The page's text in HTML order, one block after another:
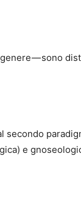
— sono
secondo
e